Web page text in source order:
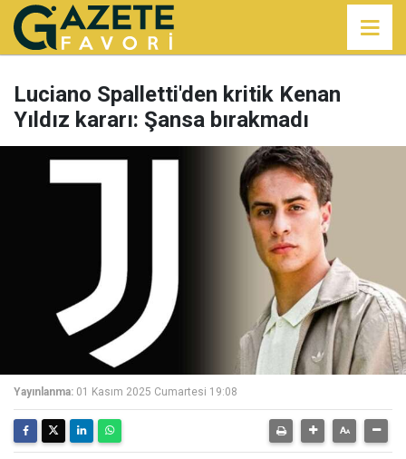
Luciano Spalletti'den kritik Kenan
Yıldız kararı: Şansa bırakmadı
Yayınlanma: 01 Kasım 2025 Cumartesi 19:08